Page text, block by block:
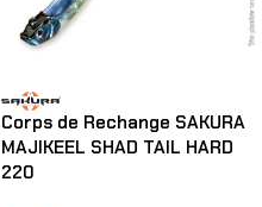
Corps de Rechange SAKURA
MAJIKEEL SHAD TAIL HARD
220